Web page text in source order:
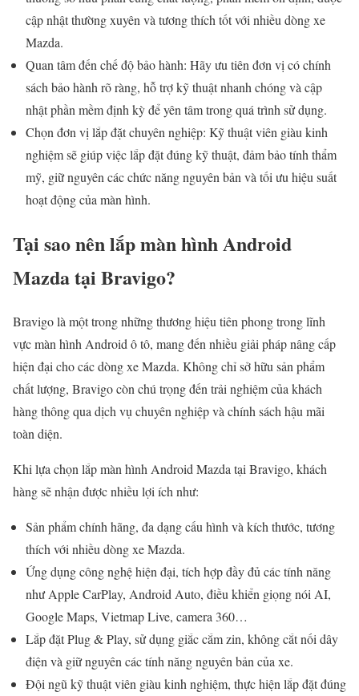
cập nhật thường xuyên và tương thích tốt với nhiều dòng xe
Mazda.
Quan tâm đến chế độ bảo hành: Hãy ưu tiên đơn vị có chính
sách bảo hành rõ ràng, hỗ trợ kỹ thuật nhanh chóng và cập
nhật phần mềm định kỳ để yên tâm trong quá trình sử dụng.
Chọn đơn vị lắp đặt chuyên nghiệp: Kỹ thuật viên giàu kinh
nghiệm sẽ giúp việc lắp đặt đúng kỹ thuật, đảm bảo tính thẩm
mỹ, giữ nguyên các chức năng nguyên bản và tối ưu hiệu suất
hoạt động của màn hình.
Tại sao nên lắp màn hình Android
Mazda tại Bravigo?
Bravigo là một trong những thương hiệu tiên phong trong lĩnh
vực màn hình Android ô tô, mang đến nhiều giải pháp nâng cấp
hiện đại cho các dòng xe Mazda. Không chỉ sở hữu sản phẩm
chất lượng, Bravigo còn chú trọng đến trải nghiệm của khách
hàng thông qua dịch vụ chuyên nghiệp và chính sách hậu mãi
toàn diện.
Khi lựa chọn lắp màn hình Android Mazda tại Bravigo, khách
hàng sẽ nhận được nhiều lợi ích như:
Sản phẩm chính hãng, đa dạng cấu hình và kích thước, tương
thích với nhiều dòng xe Mazda.
Ứng dụng công nghệ hiện đại, tích hợp đầy đủ các tính năng
như Apple CarPlay, Android Auto, điều khiển giọng nói AI,
Google Maps, Vietmap Live, camera 360…
Lắp đặt Plug & Play, sử dụng giắc cắm zin, không cắt nối dây
điện và giữ nguyên các tính năng nguyên bản của xe.
Đội ngũ kỹ thuật viên giàu kinh nghiệm, thực hiện lắp đặt đúng